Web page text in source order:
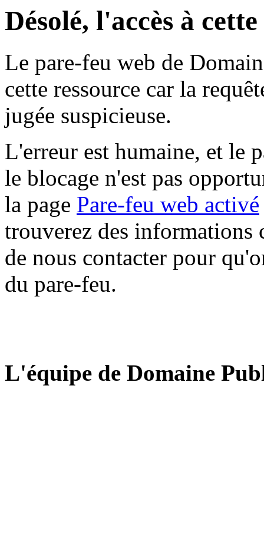
Désolé, l'accès à
Le pare-feu web de
cette ressource car la
jugée suspicieuse.
L'erreur est humaine, et le
le blocage n'est pas
la page Pare-feu web activé
trouverez des informations
de nous contacter pour
du pare-feu.
L'équipe de Domaine